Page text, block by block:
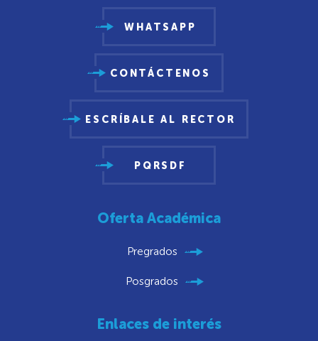
WHATSAPP
CONTÁCTENOS
ESCRÍBALE AL RECTOR
PQRSDF
Oferta Académica
Pregrados
Posgrados
Enlaces de interés